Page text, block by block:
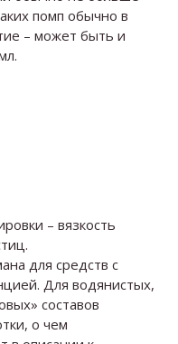
помп обычно в
– может быть и
– вязкость
для средств с
Для водянистых,
составов
о чем